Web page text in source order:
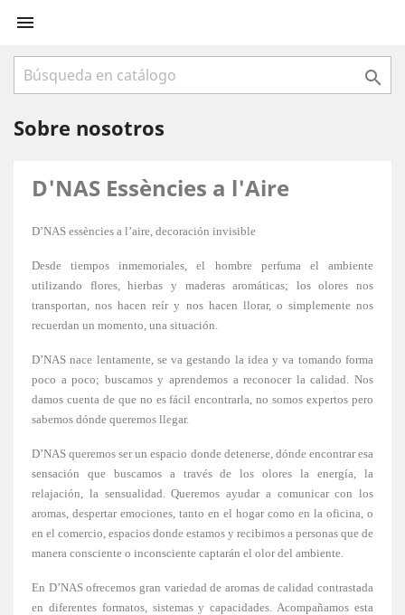


Sobre nosotros
D'NAS Essències a l'Aire
D’NAS essències a l’aire, decoración invisible
Desde tiempos inmemoriales, el hombre perfuma el ambiente
utilizando flores, hierbas y maderas aromáticas; los olores nos
transportan, nos hacen reír y nos hacen llorar, o simplemente nos
recuerdan un momento, una situación.
D’NAS nace lentamente, se va gestando la idea y va tomando forma
poco a poco; buscamos y aprendemos a reconocer la calidad. Nos
damos cuenta de que no es fácil encontrarla, no somos expertos pero
sabemos dónde queremos llegar.
D’NAS queremos ser un espacio donde detenerse, dónde encontrar esa
sensación que buscamos a través de los olores la energía, la
relajación, la sensualidad. Queremos ayudar a comunicar con los
aromas, despertar emociones, tanto en el hogar como en la oficina, o
en el comercio, espacios donde estamos y recibimos a personas que de
manera consciente o inconsciente captarán el olor del ambiente.
En D’NAS ofrecemos gran variedad de aromas de calidad contrastada
en diferentes formatos, sistemas y capacidades. Acompañamos esta